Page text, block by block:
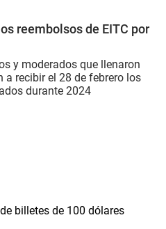
reembolsos de EITC por
y moderados que llenaron
recibir el 28 de febrero los
durante 2024